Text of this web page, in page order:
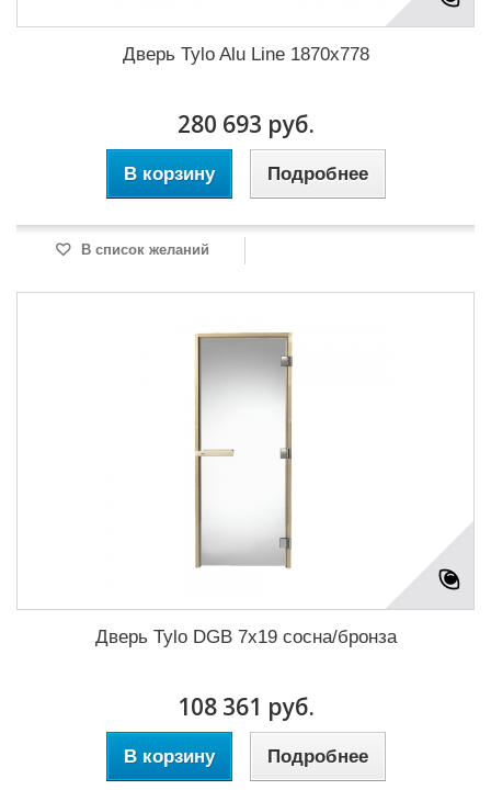
Дверь Tylo Alu Line 1870x778
280 693 руб.
В корзину Подробнее
В список желаний
Дверь Tylo DGB 7x19 сосна/бронза
108 361 руб.
В корзину Подробнее